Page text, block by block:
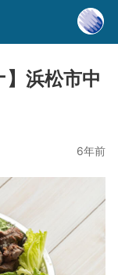
浜松市中
6年前